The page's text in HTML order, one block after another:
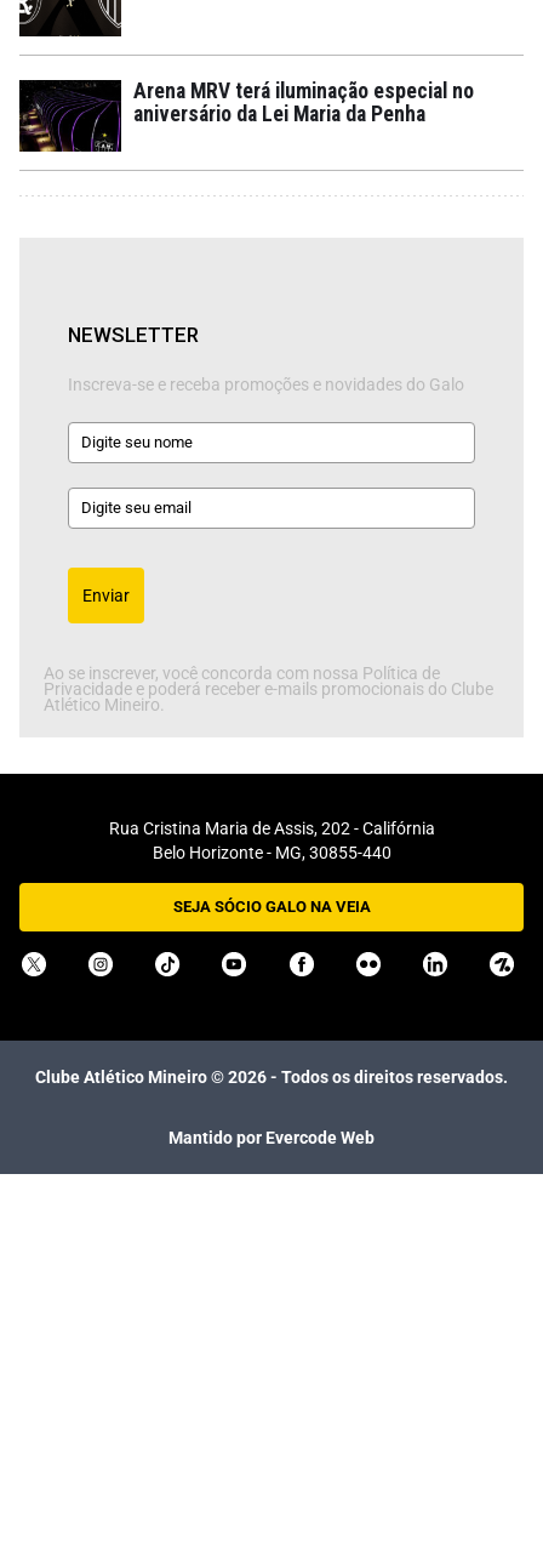
Arena MRV terá iluminação especial no
aniversário da Lei Maria da Penha
NEWSLETTER
Inscreva-se e receba promoções e novidades do Galo
Enviar
Ao se inscrever, você concorda com nossa Política de
Privacidade e poderá receber e-mails promocionais do Clube
Atlético Mineiro.
Rua Cristina Maria de Assis, 202 - Califórnia
Belo Horizonte - MG, 30855-440
SEJA SÓCIO GALO NA VEIA
Clube Atlético Mineiro ©2026- Todos os direitos reservados.
Mantido por Evercode Web